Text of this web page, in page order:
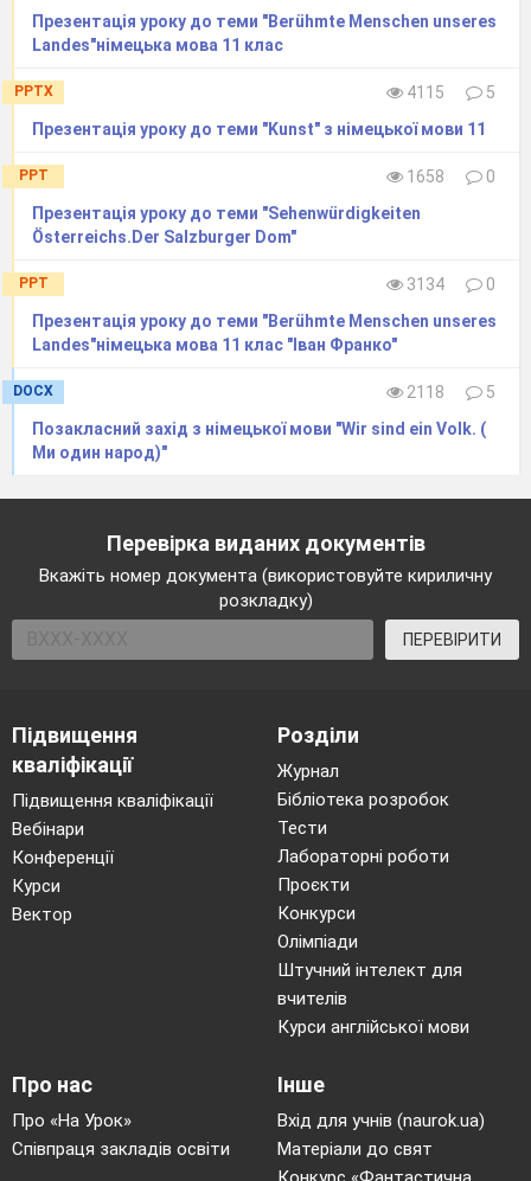
Презентація уроку до теми "Berühmte Menschen unseres
Landes"німецька мова 11 клас
PPTX 4115
5
Презентація уроку до теми "Kunst" з німецької мови 11
PPT 1658
0
Презентація уроку до теми "Sehenwürdigkeiten
Österreichs.Der Salzburger Dom"
PPT 3134
0
Презентація уроку до теми "Berühmte Menschen unseres
Landes"німецька мова 11 клас "Іван Франко"
DOCX 2118
5
Позакласний захід з німецької мови "Wir sind ein Volk. (
Ми один народ)"
Перевірка виданих документів
Вкажіть номер документа (використовуйте кириличну
розкладку)
ПЕРЕВІРИТИ
Підвищення
кваліфікації
Підвищення кваліфікації
Вебінари
Конференції
Курси
Вектор
Розділи
Журнал
Бібліотека розробок
Тести
Лабораторні роботи
Проєкти
Конкурси
Олімпіади
Штучний інтелект для
вчителів
Курси англійської мови
Про нас
Про «На Урок»
Співпраця закладів освіти
Інше
Вхід для учнів (naurok.ua)
Матеріали до свят